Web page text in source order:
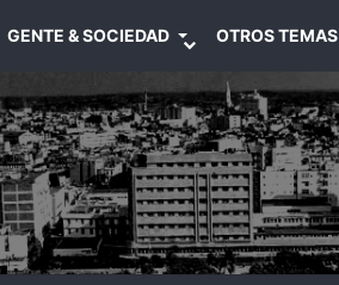
GENTE & SOCIEDAD OTROS TEMAS